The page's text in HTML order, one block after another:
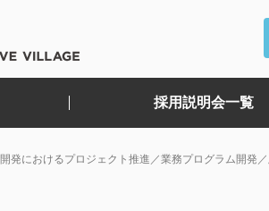
採用説明会一覧
発におけるプロジェクト推進／業務プログラム開発